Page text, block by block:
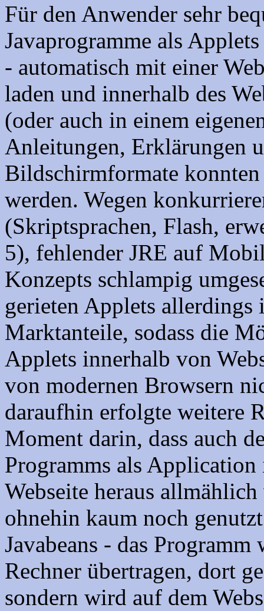
Für den Anwender sehr
Javaprogramme als
- automatisch mit einer
laden und innerhalb des
(oder auch in einem
Anleitungen, Erklärungen
Bildschirmformate
werden. Wegen
(Skriptsprachen, Flash,
5), fehlender JRE auf
Konzepts schlampig
gerieten Applets
Marktanteile, sodass die
Applets innerhalb von
von modernen Browsern
daraufhin erfolgte weitere
Moment darin, dass auch
Programms als Application
Webseite heraus
ohnehin kaum noch
Javabeans - das
Rechner übertragen, dort
sondern wird auf dem